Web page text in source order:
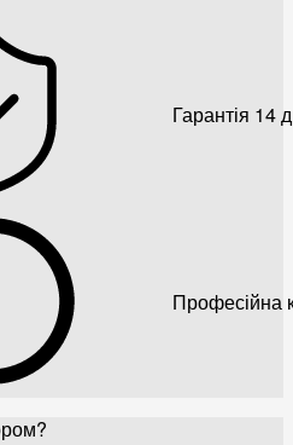
Гарантія 14
Професійна